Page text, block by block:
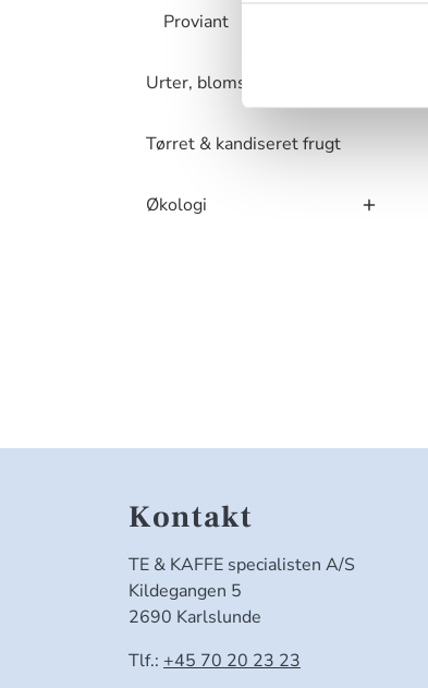
Proviant
Urter, blomster & krydderier
Tørret & kandiseret frugt
Økologi
Kontakt
TE & KAFFE specialisten A/S
Kildegangen 5
2690 Karlslunde
Tlf.: +45 70 20 23 23